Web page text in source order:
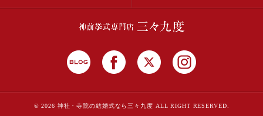
© 2026 神社・寺院の結婚式なら三々九度 ALL RIGHT RESERVED.